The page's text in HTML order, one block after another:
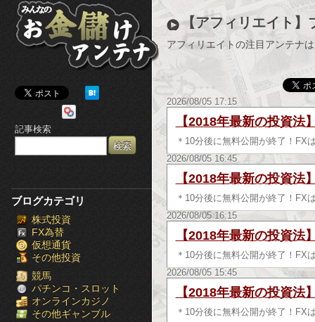
み
ん
な
の
お
金
儲
け
ア
ン
テ
ナ
記事検索
ブログカテゴリ
株式投資
FX為替
仮想通貨
その他投資
競馬
パチンコ・スロット
オンラインカジノ
その他ギャンブル
【アフィリエイト】
アフィリエイトの注目アンテナ
2026/08/05 17:15
【2018年最新の投資
＊10分後に無料公開が終了！FX
2026/08/05 16:45
【2018年最新の投資
＊10分後に無料公開が終了！FX
2026/08/05 16:15
【2018年最新の投資
＊10分後に無料公開が終了！FX
2026/08/05 15:45
【2018年最新の投資
＊10分後に無料公開が終了！FX